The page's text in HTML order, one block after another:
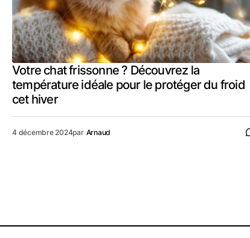
Votre chat frissonne ? Découvrez la
température idéale pour le protéger du froid
cet hiver
4 décembre 2024par Arnaud